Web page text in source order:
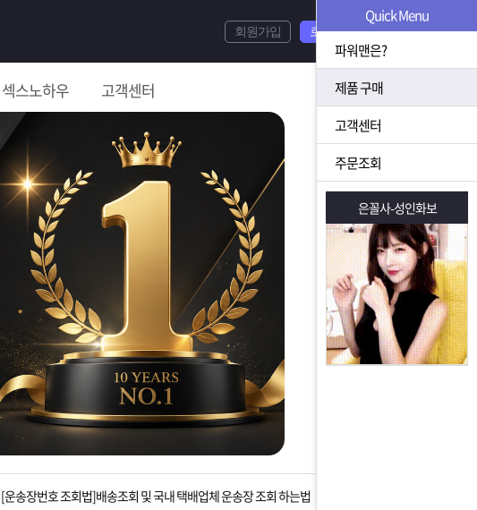
섹스노하우 고객센터
회원가입 로그인
입금확인이 안되는 상황을 대비해 꼭 입금후 고객센터 연락바랍니다.
[2026구정 연휴]설 연휴 배송 및 휴무 안내
[운송장번호 조회법]배송조회 및 국내 택배업체 운송장 조회 하는법
Quick Menu
파워맨은?
제품 구매
고객센터
주문조회
은꼴사-성인화보 은꼴사-성인화보